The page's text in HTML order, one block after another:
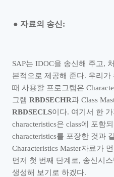
● 자료의 송신:
SAP는 IDOC을 송신해 주고,
본적으로 제공해 준다. 우리가
때 사용할 프로그램은
그램 RBDSECHR과 Class
RBDSECLS이다. 여기서 한
characteristics은 class에 포함
characteristics를 포장한 것과
Characteristics Master자료가
먼저 첫 번째 단계로, 송신시스
생성해 보기로 하겠다.